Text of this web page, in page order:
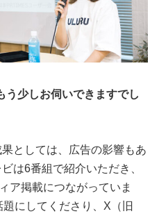
少しお伺いできますでし
としては、広告の影響もあ
は6番組で紹介いただき、
ア掲載につながっていま
にしてくださり、X（旧